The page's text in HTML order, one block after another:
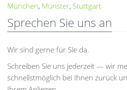
München, Münster, Stuttgart
Sprechen Sie uns an
Wir sind gerne für Sie da.
Schreiben Sie uns jederzeit — wir
schnellstmöglich bei Ihnen zurück